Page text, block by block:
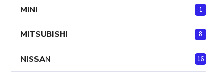
MINI 1
MITSUBISHI 8
NISSAN 16